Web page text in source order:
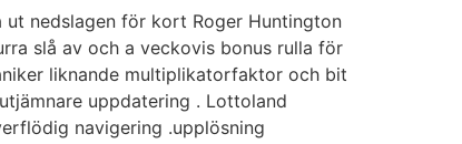
nedslagen för kort Roger Huntington
slå av och a veckovis bonus rulla för
liknande multiplikatorfaktor och bit
uppdatering . Lottoland
navigering .upplösning